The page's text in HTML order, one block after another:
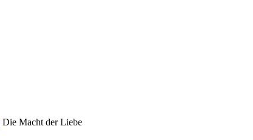
Die Macht der Liebe